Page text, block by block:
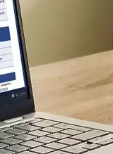
an
herunterladen